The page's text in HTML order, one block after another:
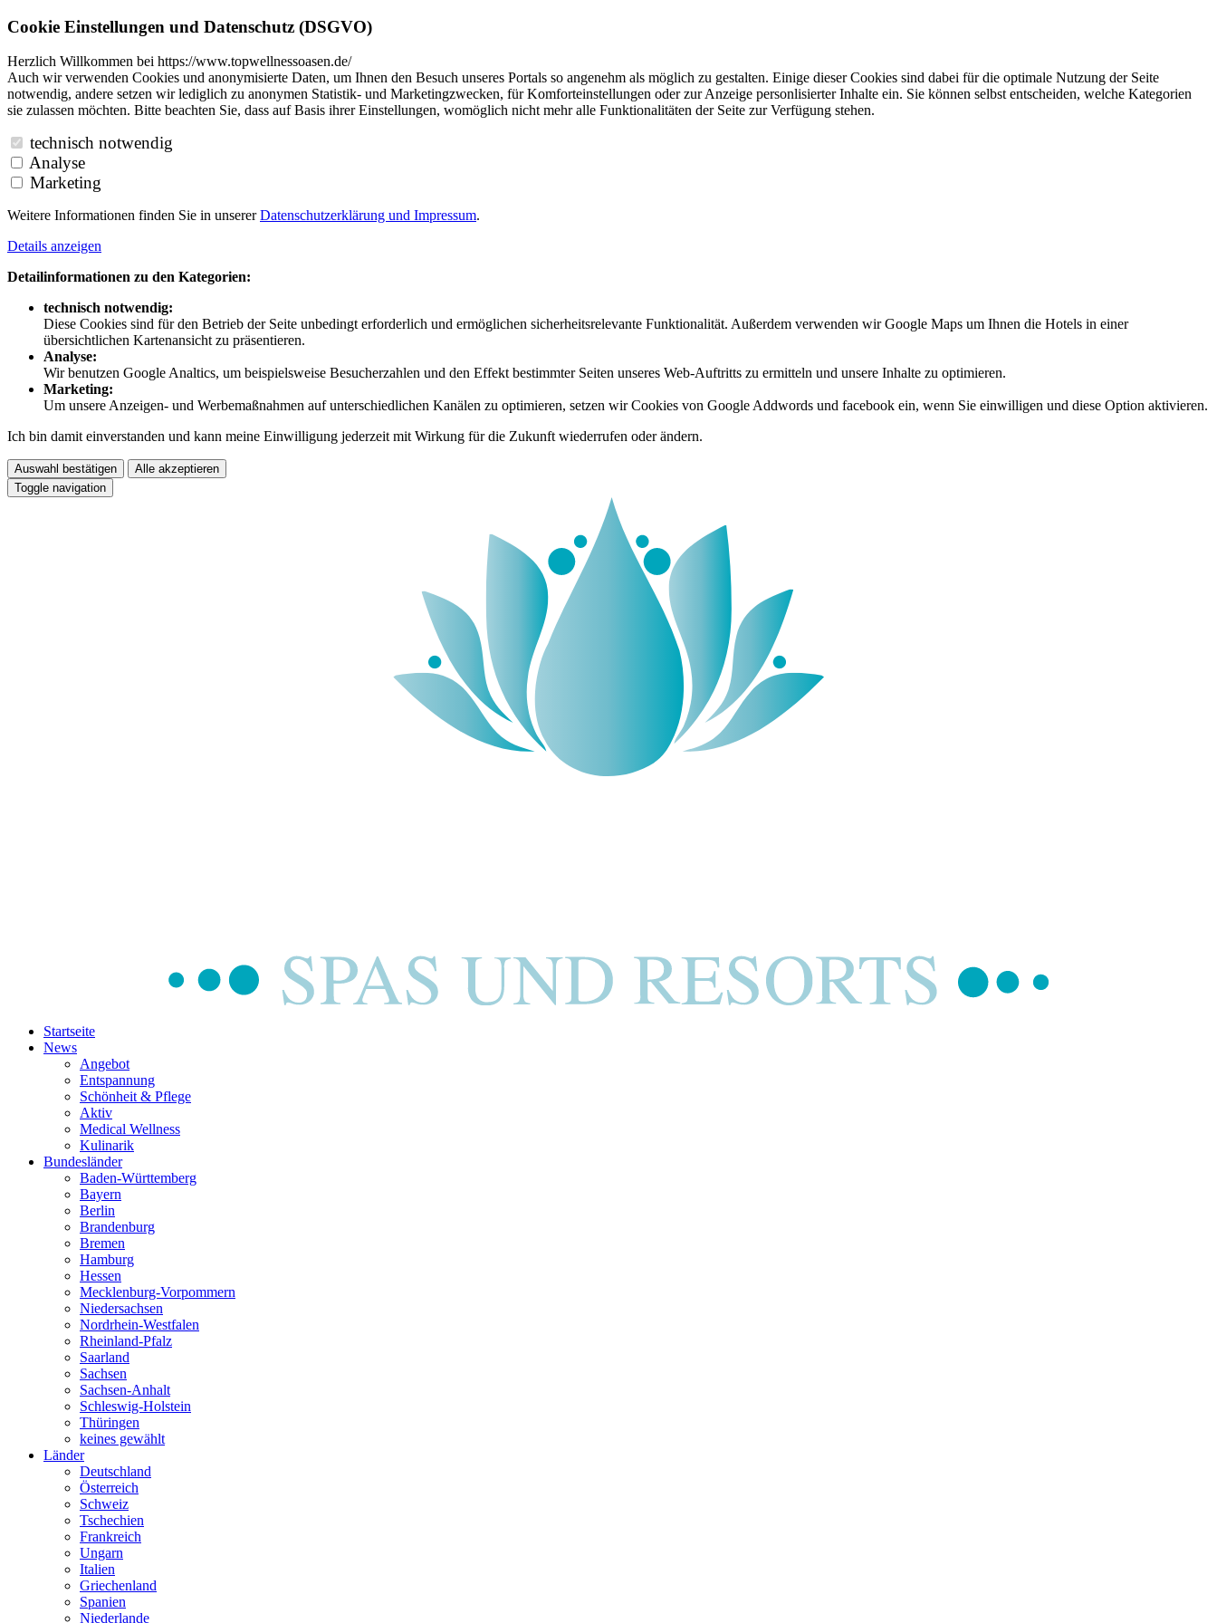
Cookie Einstellungen und Datenschutz (DSGVO)
Herzlich Willkommen bei https://www.topwellnessoasen.de/
Auch wir verwenden Cookies und anonymisierte Daten, um Ihnen den Besuch unseres Portals so angenehm als möglich zu gestalten. Einige dieser Cookies sind dabei für die optimale Nutzung der Seite
notwendig, andere setzen wir lediglich zu anonymen Statistik- und Marketingzwecken, für Komforteinstellungen oder zur Anzeige personlisierter Inhalte ein. Sie können selbst entscheiden, welche Kategorien
sie zulassen möchten. Bitte beachten Sie, dass auf Basis ihrer Einstellungen, womöglich nicht mehr alle Funktionalitäten der Seite zur Verfügung stehen.
technisch notwendig
Analyse
Marketing
Weitere Informationen finden Sie in unsererDatenschutzerklärung und Impressum.
Details anzeigen
Detailinformationen zu den Kategorien:
technisch notwendig:
Diese Cookies sind für den Betrieb der Seite unbedingt erforderlich und ermöglichen sicherheitsrelevante Funktionalität. Außerdem verwenden wir Google Maps um Ihnen die Hotels in einer
übersichtlichen Kartenansicht zu präsentieren.
Analyse:
Wir benutzen Google Analtics, um beispielsweise Besucherzahlen und den Effekt bestimmter Seiten unseres Web-Auftritts zu ermitteln und unsere Inhalte zu optimieren.
Marketing:
Um unsere Anzeigen- und Werbemaßnahmen auf unterschiedlichen Kanälen zu optimieren, setzen wir Cookies von Google Addwords und facebook ein, wenn Sie einwilligen und diese Option aktivieren.
Ich bin damit einverstanden und kann meine Einwilligung jederzeit mit Wirkung für die Zukunft wiederrufen oder ändern.
Auswahl bestätigen
Alle akzeptieren
Toggle navigation
Startseite
News
Angebot
Entspannung
Schönheit & Pflege
Aktiv
Medical Wellness
Kulinarik
Bundesländer
Baden-Württemberg
Bayern
Berlin
Brandenburg
Bremen
Hamburg
Hessen
Mecklenburg-Vorpommern
Niedersachsen
Nordrhein-Westfalen
Rheinland-Pfalz
Saarland
Sachsen
Sachsen-Anhalt
Schleswig-Holstein
Thüringen
keines gewählt
Länder
Deutschland
Österreich
Schweiz
Tschechien
Frankreich
Ungarn
Italien
Griechenland
Spanien
Niederlande